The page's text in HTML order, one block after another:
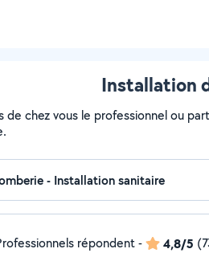
Installation
de chez vous le professionnel ou
répondent- 4,8/5